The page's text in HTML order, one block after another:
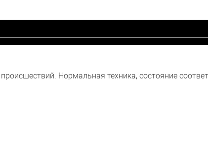
Нормальная техника, состояние